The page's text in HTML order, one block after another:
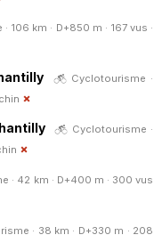
106 km · D+850 m · 167 vus ·
Cyclotourisme ·
Cyclotourisme ·
· 42 km · D+400 m · 300 vus
· 38 km · D+330 m · 208